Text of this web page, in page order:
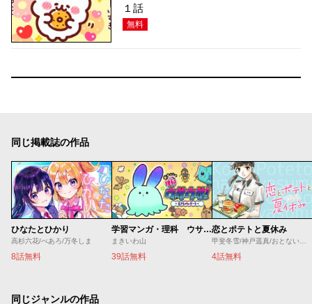
１話
無料
同じ掲載誌の作品
ひなたとひかり
高杉六花/べあろ/万冬しま
8話無料
学習マンガ・理科 ウサウサ！
まきいわ山
39話無料
恋とポテトと夏休み
4話無料
同じジャンルの作品